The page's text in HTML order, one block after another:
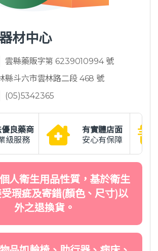
材中心
雲縣藥販字第 6239010994 號
縣斗六市雲林路二段 468 號
(05)5342365
良藥商
級服務
有實體店面
安心有保障
人衛生用品性質，基於衛生
瑕疵及寄錯(顏色、尺寸)以
外之退換貨。